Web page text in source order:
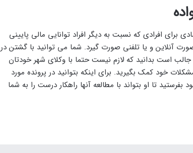
برای افرادی که نسبت به دیگر افراد توانایی مالی پایینی
آنلاین و یا تلفنی صورت گیرد. شما می ‌توانید با گشتن در
جالب است بدانید که لازم نیست حتما با وکلای شهر خودتان
خود کمک بگیرید. برای اینکه بتوانید در پرونده مورد
تا او بتواند با مطالعه آنها راهکار درست را به شما